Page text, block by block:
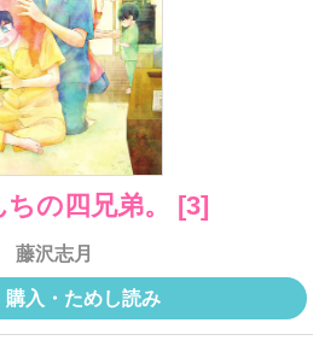
ちの四兄弟。 [3]
藤沢志月
購入・ためし読み